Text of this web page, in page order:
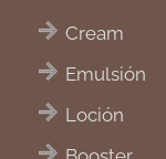
Cream
Emulsión
Loción